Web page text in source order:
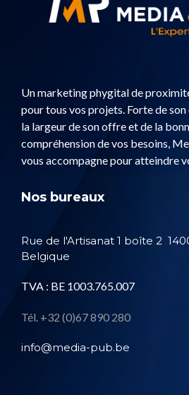
Un marketing phygital de
pour tous vos projets. Forte de
la largeur de son offre et de la
compréhension de vos besoins,
vous accompagne pour atteindre
Nos bureaux
Rue de l'Artisanat 1 boîte 2
Belgique
TVA : BE 1003.765.007
Tél. +32 (0)67 890 280
info@media-pub.be